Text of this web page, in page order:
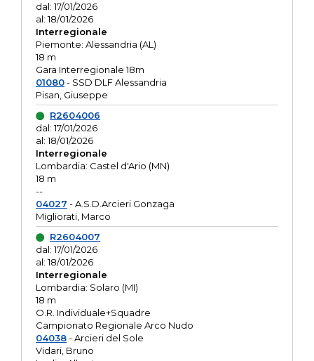
dal: 17/01/2026
al: 18/01/2026
Interregionale
Piemonte: Alessandria (AL)
18 m
Gara Interregionale 18m
01080- SSD DLF Alessandria
Pisan, Giuseppe
R2604006
dal: 17/01/2026
al: 18/01/2026
Interregionale
Lombardia: Castel d'Ario (MN)
18 m
--
04027 - A.S.D.Arcieri Gonzaga
Migliorati, Marco
R2604007
dal: 17/01/2026
al: 18/01/2026
Interregionale
Lombardia: Solaro (MI)
18 m
O.R. Individuale+Squadre
Campionato Regionale Arco Nudo
04038- Arcieri del Sole
Vidari, Bruno